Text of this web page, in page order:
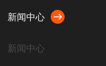
新闻中心
新闻中心